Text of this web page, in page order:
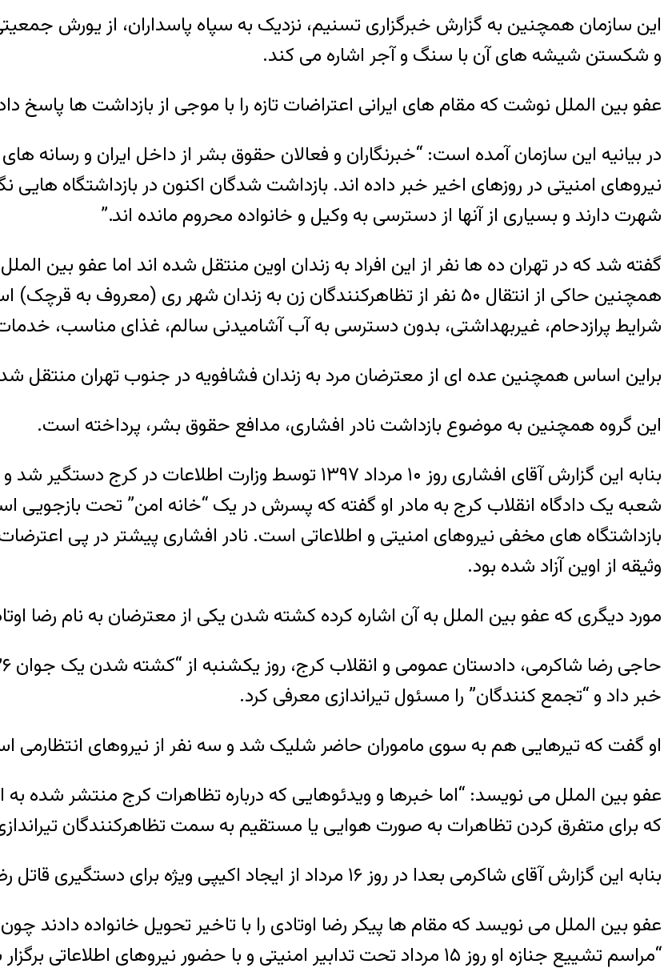
این سازمان همچنین به گزارش خبرگزاری تسنیم، نزدیک به سپاه پاسداران، از یورش
و شکستن شیشه های آن با سنگ و آجر اشاره می کند.
عفو بین الملل نوشت که مقام های ایرانی اعتراضات تازه را با موجی از بازداشت ها پاسخ
در بیانیه این سازمان آمده است: “خبرنگاران و فعالان حقوق بشر از داخل ایران و رسانه
نیروهای امنیتی در روزهای اخیر خبر داده اند. بازداشت شدگان اکنون در بازداشتگاه هایی
شهرت دارند و بسیاری از آنها از دسترسی به وکیل و خانواده محروم مانده اند.”
گفته شد که در تهران ده ها نفر از این افراد به زندان اوین منتقل شده اند اما عفو بین
همچنین حاکی از انتقال ۵۰ نفر از تظاهرکنندگان زن به زندان شهر ری
شرایط پرازدحام، غیربهداشتی، بدون دسترسی به آب آشامیدنی سالم، غذای مناسب،
براین اساس همچنین عده ای از معترضان مرد به زندان فشافویه در جنوب تهران منتقل
این گروه همچنین به موضوع بازداشت نادر افشاری، مدافع حقوق بشر، پرداخته است.
بنابه این گزارش آقای افشاری روز ۱۰ مرداد ۱۳۹۷ توسط وزارت
شعبه یک دادگاه انقلاب کرج به مادر او گفته که پسرش در یک “خانه امن” تحت بازجویی
وثیقه از اوین آزاد شده بود.
مورد دیگری که عفو بین الملل به آن اشاره کرده کشته شدن یکی از معترضان به نام رضا اوتادی در روز ۱۲ مرداد
خبر داد و “تجمع کنندگان” را مسئول تیراندازی معرفی کرد.
او گفت که تیرهایی هم به سوی ماموران حاضر شلیک شد و سه نفر از نیروهای انتظارمی
عفو بین الملل می نویسد: “اما خبرها و ویدئوهایی که درباره تظاهرات کرج منتشر شده به
که برای متفرق کردن تظاهرات به صورت هوایی یا مستقیم به سمت تظاهرکنندگان
بنابه این گزارش آقای شاکرمی بعدا در روز ۱۶ مرداد از ایجاد اکیپی ویژه برای دستگیری قاتل رضا اوتادی خبر داد.
عفو بین الملل می نویسد که مقام ها پیکر رضا اوتادی را با تاخیر تحویل خانواده
“مراسم تشییع جنازه او روز ۱۵ مرداد تحت تدابیر امنیتی و با حضور نیروهای اطلاعاتی برگزار شد.”